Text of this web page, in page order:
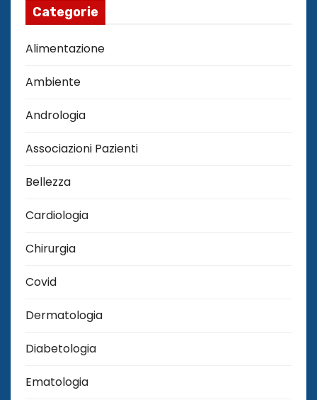
Categorie
Alimentazione
Ambiente
Andrologia
Associazioni Pazienti
Bellezza
Cardiologia
Chirurgia
Covid
Dermatologia
Diabetologia
Ematologia